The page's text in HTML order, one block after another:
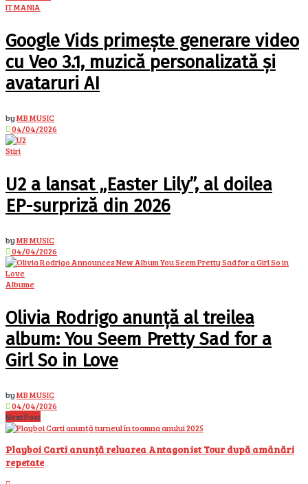
IT MANIA
Google Vids primește generare video
cu Veo 3.1, muzică personalizată și
avataruri AI
byMB MUSIC
04/04/2026
Stiri
U2 a lansat „Easter Lily”, al doilea
EP-surpriză din 2026
byMB MUSIC
04/04/2026
Albume
Olivia Rodrigo anunță al treilea
album: You Seem Pretty Sad for a
Girl So in Love
byMB MUSIC
04/04/2026
Next Post
Playboi Carti anunță reluarea Antagonist Tour după amânări
repetate